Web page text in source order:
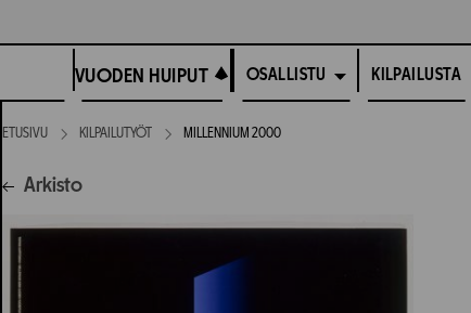
suoraan
VUODEN HUIPUT
VUODEN HUIPUT OSALLISTU KILPAILUSTA
ETUSIVU KILPAILUTYÖT MILLENNIUM 2000
Arkisto